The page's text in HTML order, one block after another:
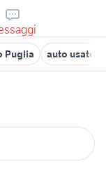
Puglia auto usate